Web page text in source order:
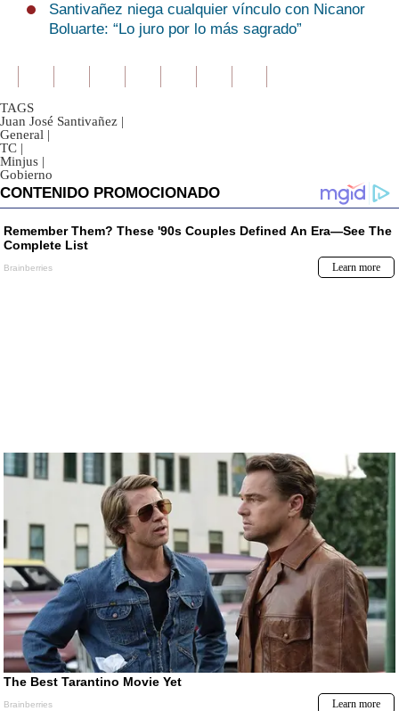
Santivañez niega cualquier vínculo con Nicanor
Boluarte: “Lo juro por lo más sagrado”
TAGS
Juan José Santivañez |
General |
TC |
Minjus |
Gobierno